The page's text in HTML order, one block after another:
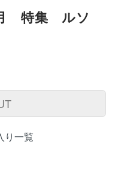
特集 ルソ
り一覧